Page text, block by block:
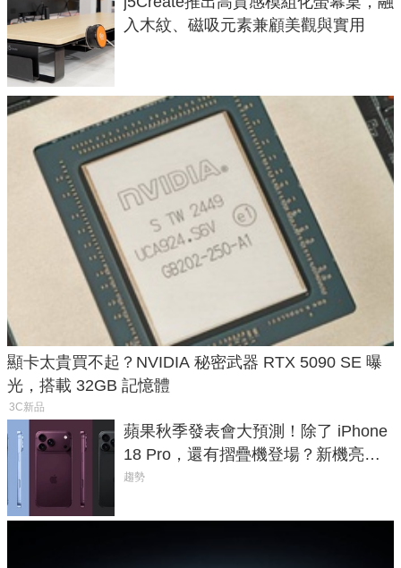
入木紋、磁吸元素兼顧美觀與實用
顯卡太貴買不起？NVIDIA 秘密武器 RTX 5090 SE 曝
光，搭載 32GB 記憶體
3C新品
蘋果秋季發表會大預測！除了 iPhone
18 Pro，還有摺疊機登場？新機亮點
預測一次看
趨勢